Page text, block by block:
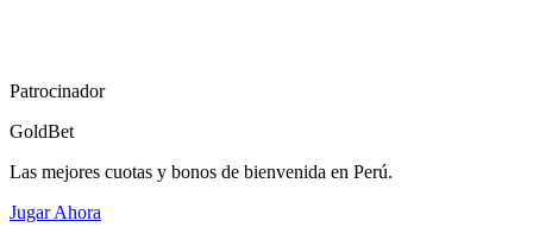
Patrocinador
GoldBet
Las mejores cuotas y bonos de bienvenida en Perú.
Jugar Ahora